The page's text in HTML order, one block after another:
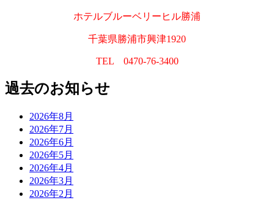
ホテルブルーベリーヒル勝浦
千葉県勝浦市興津1920
TEL 0470-76-3400
過去のお知らせ
2026年8月
2026年7月
2026年6月
2026年5月
2026年4月
2026年3月
2026年2月